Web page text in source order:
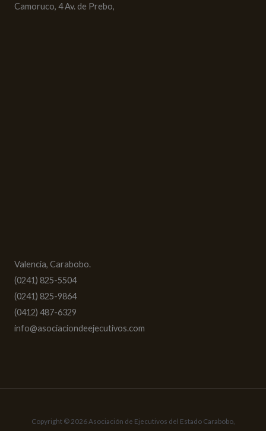
Camoruco, 4 Av. de Prebo,
Valencia, Carabobo.
(0241) 825-5504
(0241) 825-9864
(0412) 487-6329
info@asociaciondeejecutivos.com
Copyright © 2026 Asociación de Ejecutivos del Estado Carabobo,